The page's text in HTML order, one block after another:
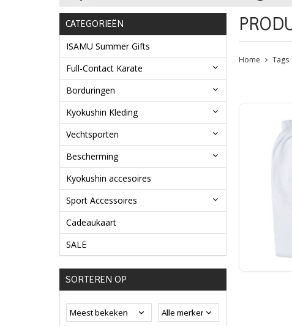
CATEGORIEËN
ISAMU Summer Gifts
Full-Contact Karate
Borduringen
Kyokushin Kleding
Vechtsporten
Bescherming
Kyokushin accesoires
Sport Accessoires
Cadeaukaart
SALE
SORTEREN OP
Home Tags